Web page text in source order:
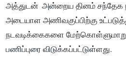
அத்துடன் அன்றைய தினம் சந்தேக
அடையாள அணிவகுப்பிற்கு
நடவடிக்கைகளை மேற்கொள்ளுமாறு
பணிப்புரை விடுக்கப்பட்டுள்ளது.